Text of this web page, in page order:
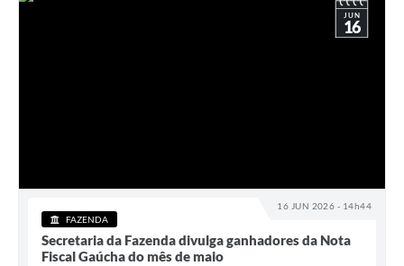
16 JUN 2026 - 14h44
JUN
16
FAZENDA
Secretaria da Fazenda divulga ganhadores da Nota
Fiscal Gaúcha do mês de maio